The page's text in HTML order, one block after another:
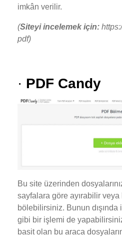
imkân verilir.
(Siteyi incelemek için:
pdf)
· PDF Candy
Bu site üzerinden
sayfalara göre ayırabilir veya
bölebilirsiniz. Bunun
gibi bir işlemi de
basit olan bu araca